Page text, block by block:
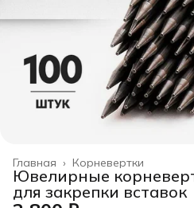
Корневертки
Главная ›
Ювелирные
для закрепки вставок